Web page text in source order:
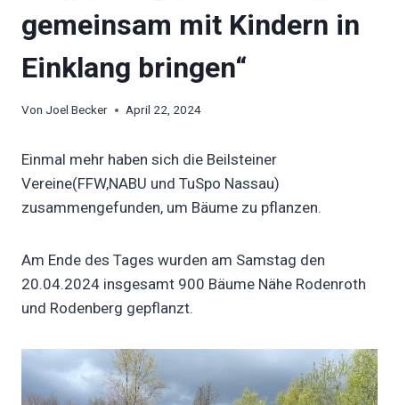
gemeinsam mit Kindern in
Einklang bringen“
Von Joel Becker April 22, 2024
Einmal mehr haben sich die Beilsteiner
Vereine(FFW,NABU und TuSpo Nassau)
zusammengefunden, um Bäume zu pflanzen.
Am Ende des Tages wurden am Samstag den
20.04.2024 insgesamt 900 Bäume Nähe Rodenroth
und Rodenberg gepflanzt.